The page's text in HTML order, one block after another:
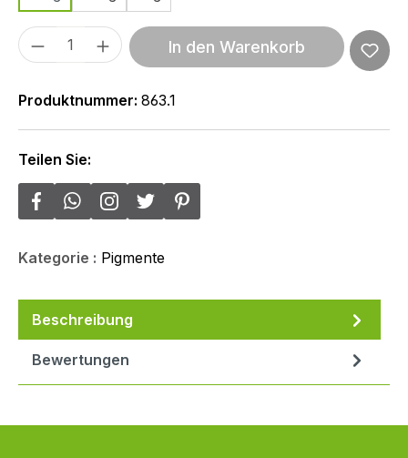
Produkt Anzahl: Gib den gewünschten
In den Warenkorb
Produktnummer: 863.1
Teilen Sie:
Kategorie : Pigmente
Beschreibung
Bewertungen